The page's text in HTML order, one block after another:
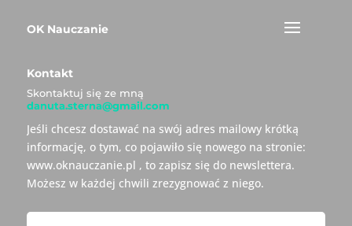
OK Nauczanie
Kontakt
Skontaktuj się ze mną
danuta.sterna@gmail.com
Jeśli chcesz dostawać na swój adres mailowy krótką
informację, o tym, co pojawiło się nowego na stronie:
www.oknauczanie.pl , to zapisz się do newslettera.
Możesz w każdej chwili zrezygnować z niego.